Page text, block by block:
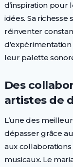
d’inspiration pour
idées. Sa richesse
réinventer
leur palette
Des
artistes de
L’une des
dépasser grâce
aux
musicaux. Le